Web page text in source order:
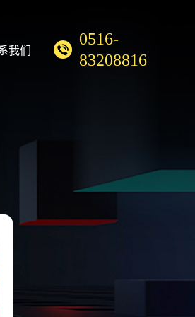
我们
0516-
83208816